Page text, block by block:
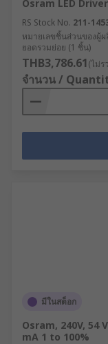
Osram LED
RS Stock No. 211-
หมายเลขชิ้นส่วนของผู้ผ
ยอดรวมย่อย (1 ชิ้น)
THB3,786.61(ไม่
จำนวน /
มีในสต็อก
Osram, 240V, 54
mA 1 to 100%